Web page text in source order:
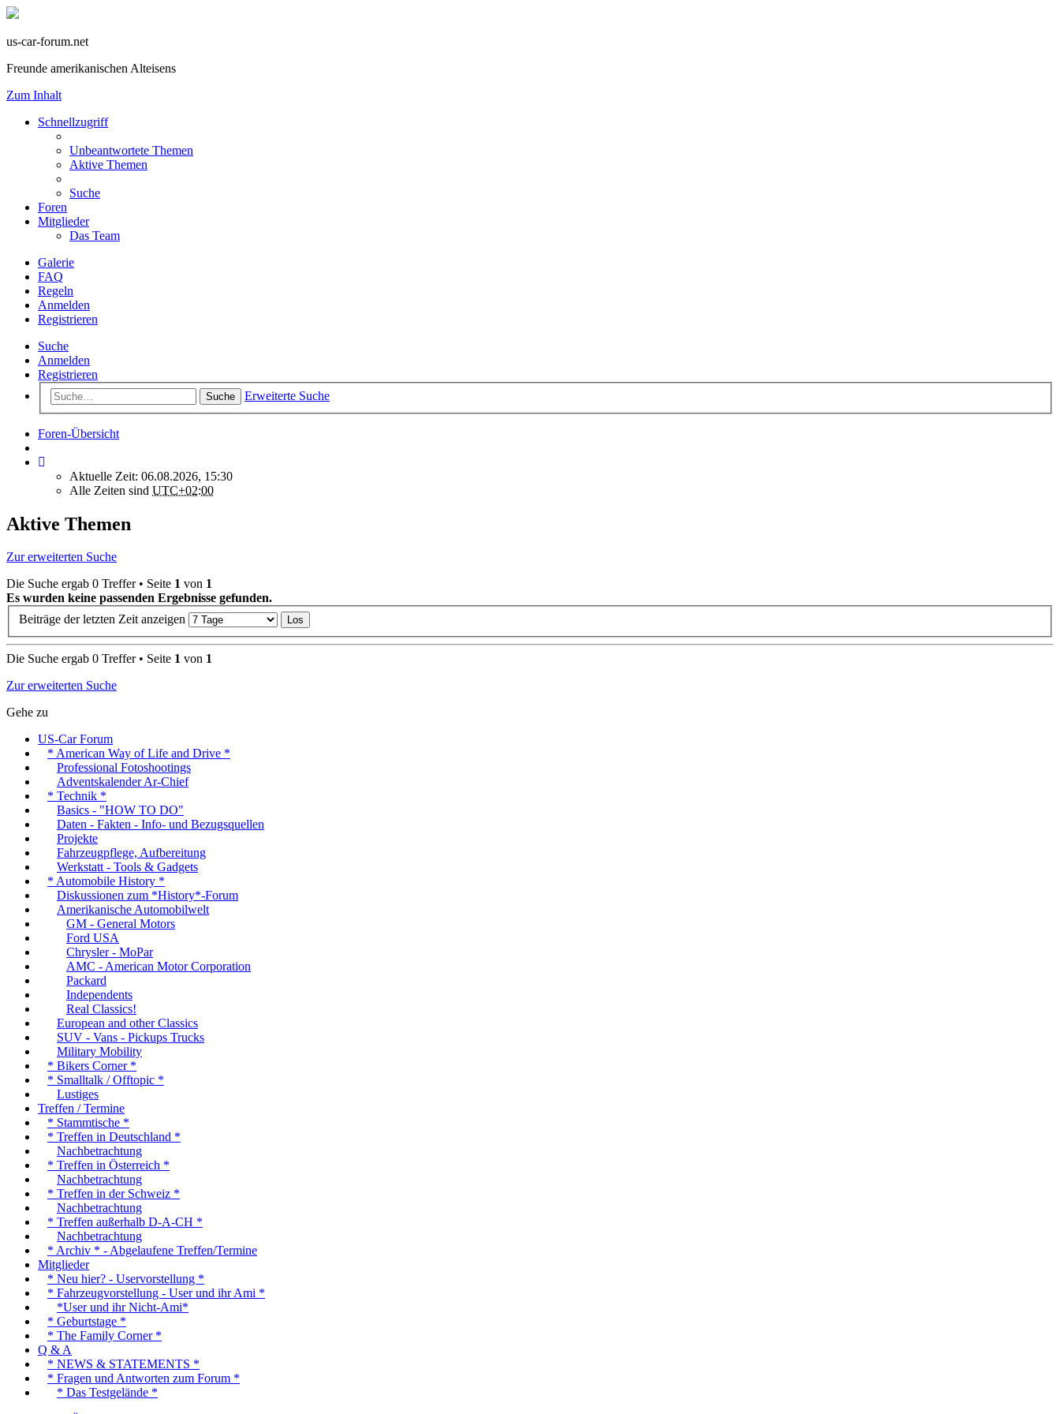
us-car-forum.net
Freunde amerikanischen Alteisens
Zum Inhalt
Schnellzugriff
Unbeantwortete Themen
Aktive Themen
Suche
Foren
Mitglieder
Das Team
Galerie
FAQ
Regeln
Anmelden
Registrieren
Suche
Anmelden
Registrieren
Suche Erweiterte Suche
Foren-Übersicht
Aktuelle Zeit: 06.08.2026, 15:30
Alle Zeiten sind UTC+02:00
Aktive Themen
Zur erweiterten Suche
Die Suche ergab 0 Treffer • Seite 1 von 1
Es wurden keine passenden Ergebnisse gefunden.
Beiträge der letzten Zeit anzeigen
Die Suche ergab 0 Treffer • Seite 1 von 1
Zur erweiterten Suche
Gehe zu
US-Car Forum
* American Way of Life and Drive *
Professional Fotoshootings
Adventskalender Ar-Chief
* Technik *
Basics - "HOW TO DO"
Daten - Fakten - Info- und Bezugsquellen
Projekte
Fahrzeugpflege, Aufbereitung
Werkstatt - Tools & Gadgets
* Automobile History *
Diskussionen zum *History*-Forum
Amerikanische Automobilwelt
GM - General Motors
Ford USA
Chrysler - MoPar
AMC - American Motor Corporation
Packard
Independents
Real Classics!
European and other Classics
SUV - Vans - Pickups Trucks
Military Mobility
* Bikers Corner *
* Smalltalk / Offtopic *
Lustiges
Treffen / Termine
* Stammtische *
* Treffen in Deutschland *
Nachbetrachtung
* Treffen in Österreich *
Nachbetrachtung
* Treffen in der Schweiz *
Nachbetrachtung
* Treffen außerhalb D-A-CH *
Nachbetrachtung
* Archiv * - Abgelaufene Treffen/Termine
Mitglieder
* Neu hier? - Uservorstellung *
* Fahrzeugvorstellung - User und ihr Ami *
*User und ihr Nicht-Ami*
* Geburtstage *
* The Family Corner *
Q & A
* NEWS & STATEMENTS *
* Fragen und Antworten zum Forum *
* Das Testgelände *